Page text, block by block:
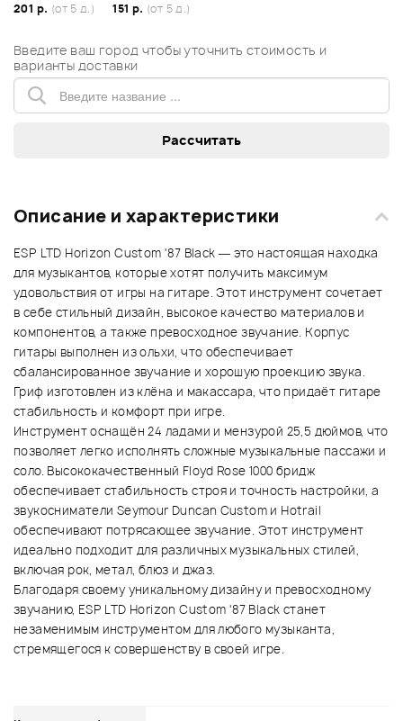
201 р. (от 5 д.)
151 р. (от 5 д.)
Введите ваш город чтобы уточнить стоимость и
варианты доставки
Описание и характеристики
ESP LTD Horizon Custom '87 Black — это настоящая находка
для музыкантов, которые хотят получить максимум
удовольствия от игры на гитаре. Этот инструмент сочетает
в себе стильный дизайн, высокое качество материалов и
компонентов, а также превосходное звучание. Корпус
гитары выполнен из ольхи, что обеспечивает
сбалансированное звучание и хорошую проекцию звука.
Гриф изготовлен из клёна и макассара, что придаёт гитаре
стабильность и комфорт при игре.
Инструмент оснащён 24 ладами и мензурой 25,5 дюймов, что
позволяет легко исполнять сложные музыкальные пассажи и
соло. Высококачественный Floyd Rose 1000 бридж
обеспечивает стабильность строя и точность настройки, а
звукосниматели Seymour Duncan Custom и Hotrail
обеспечивают потрясающее звучание. Этот инструмент
идеально подходит для различных музыкальных стилей,
включая рок, метал, блюз и джаз.
Благодаря своему уникальному дизайну и превосходному
звучанию, ESP LTD Horizon Custom '87 Black станет
незаменимым инструментом для любого музыканта,
стремящегося к совершенству в своей игре.